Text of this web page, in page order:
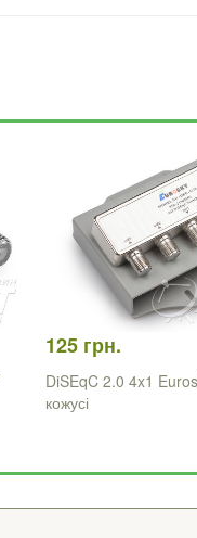
125 грн.
DiSEqC 2.0 4x1
кожусі